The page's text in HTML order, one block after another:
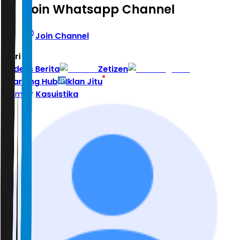
Join Whatsapp Channel
Join Channel
Hari ini
Indeks Berita
Zetizen
Learning Hub
Iklan Jitu
Home
Kasuistika